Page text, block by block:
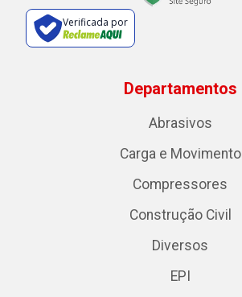
Verificada por
Departamentos
Abrasivos
Carga e Movimento
Compressores
Construção Civil
Diversos
EPI